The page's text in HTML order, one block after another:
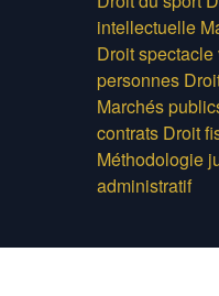
intellectuelle
Droit spectacle
personnes
Marchés
contrats Droit
Méthodologie
administratif